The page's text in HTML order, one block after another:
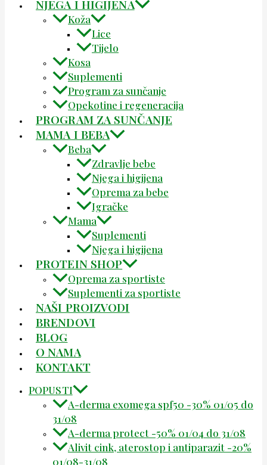
NJEGA I HIGIJENA
Koža
Lice
Tijelo
Kosa
Suplementi
Program za sunčanje
Opekotine i regeneracija
PROGRAM ZA SUNČANJE
MAMA I BEBA
Beba
Zdravlje bebe
Njega i higijena
Oprema za bebe
Igračke
Mama
Suplementi
Njega i higijena
PROTEIN SHOP
Oprema za sportiste
Suplementi za sportiste
NAŠI PROIZVODI
BRENDOVI
BLOG
O NAMA
KONTAKT
POPUSTI
A-derma exomega spf50 -30% 01/05 do
31/08
A-derma protect -50% 01/04 do 31/08
Alivit cink, aterostop i antiparazit -20%
01/08-31/08